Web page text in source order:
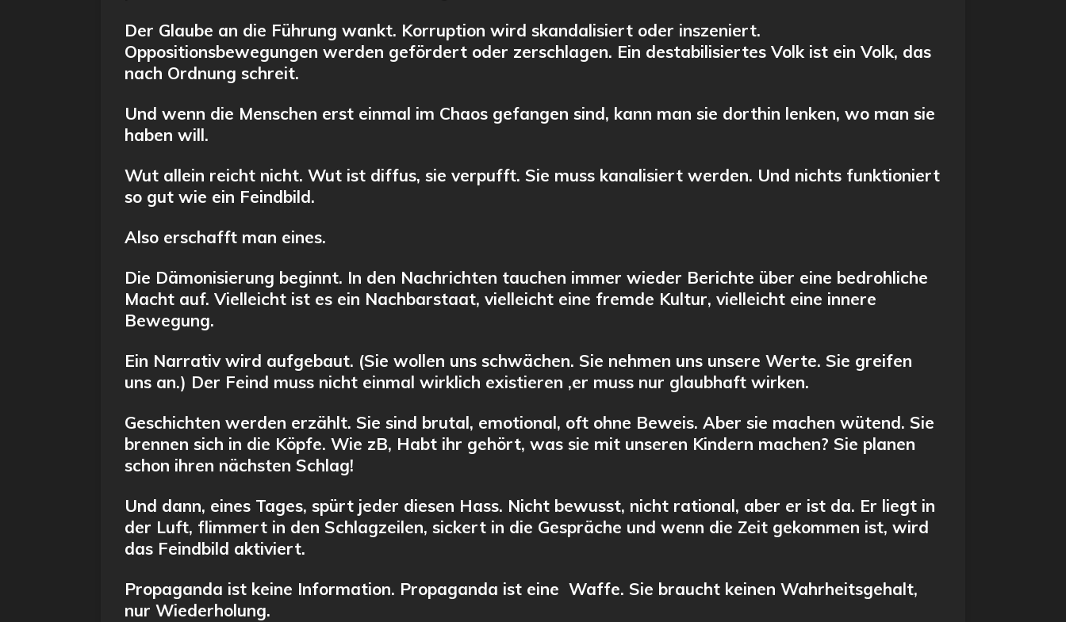
Der Glaube an die Führung wankt. Korruption wird skandalisiert oder inszeniert.
Oppositionsbewegungen werden gefördert oder zerschlagen. Ein destabilisiertes Volk ist ein Volk, das
nach Ordnung schreit.
Und wenn die Menschen erst einmal im Chaos gefangen sind, kann man sie dorthin lenken, wo man sie
haben will.
Wut allein reicht nicht. Wut ist diffus, sie verpufft. Sie muss kanalisiert werden. Und nichts funktioniert
so gut wie ein Feindbild.
Also erschafft man eines.
Die Dämonisierung beginnt. In den Nachrichten tauchen immer wieder Berichte über eine bedrohliche
Macht auf. Vielleicht ist es ein Nachbarstaat, vielleicht eine fremde Kultur, vielleicht eine innere
Bewegung.
Ein Narrativ wird aufgebaut. (Sie wollen uns schwächen. Sie nehmen uns unsere Werte. Sie greifen
uns an.) Der Feind muss nicht einmal wirklich existieren ,er muss nur glaubhaft wirken.
Geschichten werden erzählt. Sie sind brutal, emotional, oft ohne Beweis. Aber sie machen wütend. Sie
brennen sich in die Köpfe. Wie zB, Habt ihr gehört, was sie mit unseren Kindern machen? Sie planen
schon ihren nächsten Schlag!
Und dann, eines Tages, spürt jeder diesen Hass. Nicht bewusst, nicht rational, aber er ist da. Er liegt in
der Luft, flimmert in den Schlagzeilen, sickert in die Gespräche und wenn die Zeit gekommen ist, wird
das Feindbild aktiviert.
Propaganda ist keine Information. Propaganda ist eine Waffe. Sie braucht keinen Wahrheitsgehalt,
nur Wiederholung.